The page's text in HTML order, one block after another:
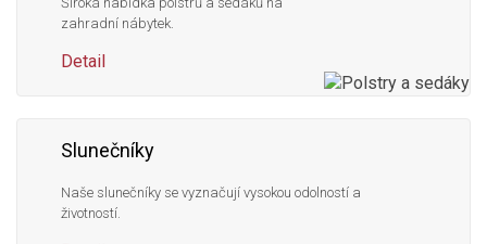
zahradní nábytek.
Detail
Slunečníky
Naše slunečníky se vyznačují vysokou odolností a
životností.